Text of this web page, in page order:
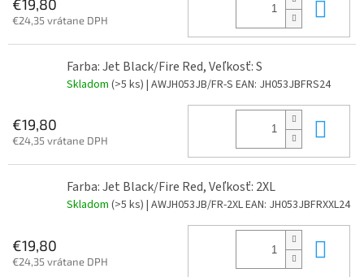
€19,80
€24,35 vrátane DPH
Farba: Jet Black/Fire Red, Veľkosť: S
Skladom (>5 ks) | AWJH053JB/FR-S EAN: JH053JBFRS24
€19,80
€24,35 vrátane DPH
Farba: Jet Black/Fire Red, Veľkosť: 2XL
Skladom (>5 ks) | AWJH053JB/FR-2XLEAN: JH053JBFRXXL24
€19,80
€24,35 vrátane DPH